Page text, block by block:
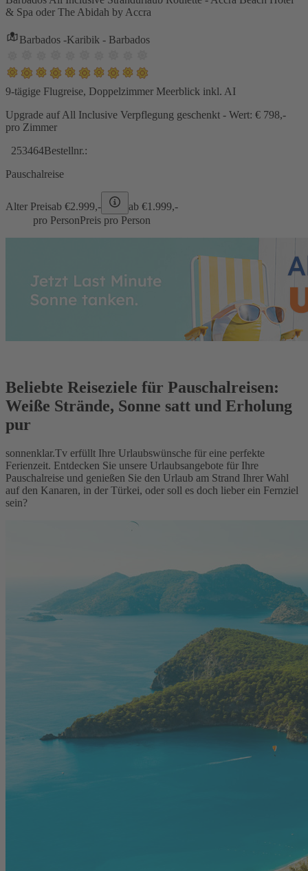
& Spa oder The Abidah by Accra
Barbados -Karibik - Barbados
9-tägige Flugreise, Doppelzimmer Meerblick inkl. AI
Upgrade auf All Inclusive Verpflegung geschenkt - Wert: € 798,-
pro Zimmer
253464Bestellnr.:
Pauschalreise
Alter Preisab €2.999,- ab €1.999,-
pro PersonPreis pro Person
Beliebte Reiseziele für Pauschalreisen:
Weiße Strände, Sonne satt und Erholung
pur
sonnenklar.Tv erfüllt Ihre Urlaubswünsche für eine perfekte
Ferienzeit. Entdecken Sie unsere Urlaubsangebote für Ihre
Pauschalreise und genießen Sie den Urlaub am Strand Ihrer Wahl
auf den Kanaren, in der Türkei, oder soll es doch lieber ein Fernziel
sein?